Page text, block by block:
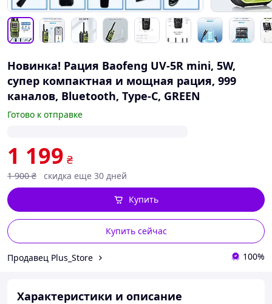
Новинка! Рация Baofeng UV-5R mini, 5W,
супер компактная и мощная рация, 999
каналов, Bluetooth, Type-C, GREEN
Готово к отправке
1 199 ₴
1 900 ₴ скидка еще 30 дней
Купить сейчас
Купить
Продавец Plus_Store 100%
Характеристики и описание